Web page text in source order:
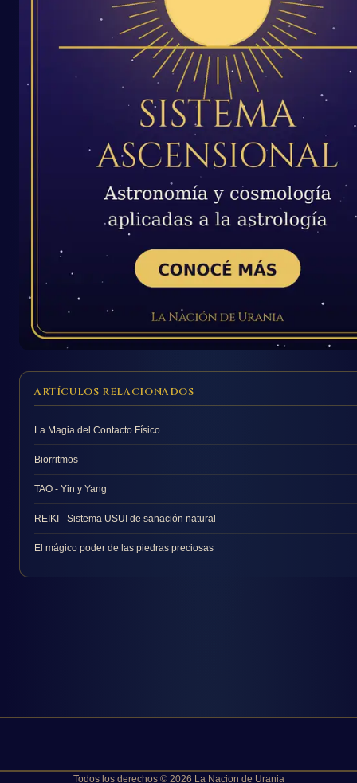
ARTÍCULOS RELACIONADOS
La Magia del Contacto Físico
Biorritmos
TAO - Yin y Yang
REIKI - Sistema USUI de sanación natural
El mágico poder de las piedras preciosas
Todos los derechos © 2026 La Nacion de Urania